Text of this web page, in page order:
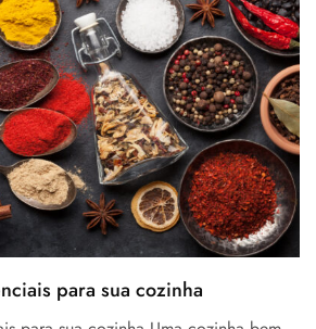
para sua cozinha